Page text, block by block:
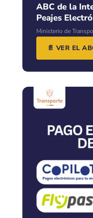
ABC de la
Peajes
Ministerio de
📄 VER EL